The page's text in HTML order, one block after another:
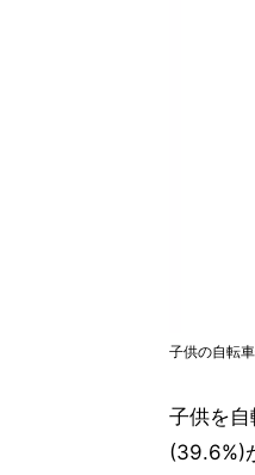
子供の自転
子供を自
(39.6%)